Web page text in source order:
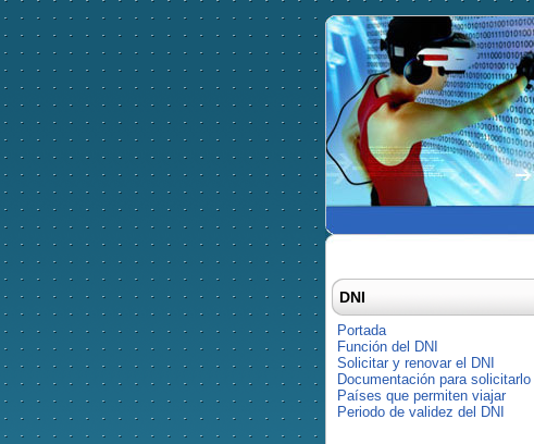
DNI
Portada
Función del DNI
Solicitar y renovar el DNI
Documentación para solicitarlo
Países que permiten viajar
Periodo de validez del DNI